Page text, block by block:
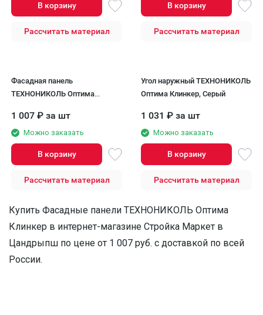
В корзину
Рассчитать материал
В корзину
Рассчитать материал
Фасадная панель
ТЕХНОНИКОЛЬ Оптима
1 007 ₽ за шт
Можно заказать
В корзину
Рассчитать материал
Угол наружный ТЕХНОНИКОЛЬ
Оптима Клинкер, Серый
1 031 ₽ за шт
Можно заказать
В корзину
Рассчитать материал
Купить Фасадные панели ТЕХНОНИКОЛЬ Оптима
Клинкер в интернет-магазине Стройка Маркет в
Цандрыпш по цене от 1 007 руб. с доставкой по всей
России.